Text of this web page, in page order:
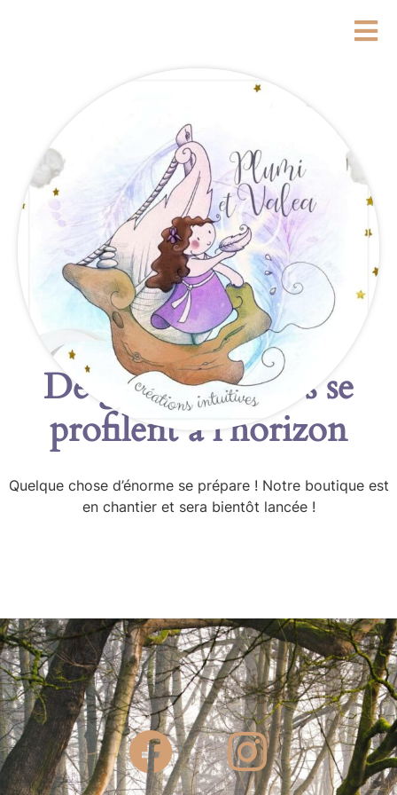
De grandes choses se
profilent à l’horizon
Quelque chose d’énorme se prépare ! Notre boutique est
en chantier et sera bientôt lancée !